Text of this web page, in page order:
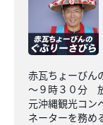
赤瓦ちょーび
～９時３０分
元沖縄観光コン
ネーターを務め